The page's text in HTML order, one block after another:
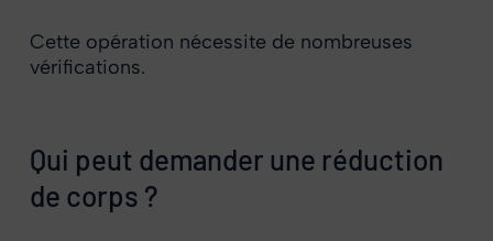
Cette opération nécessite de nombreuses
vérifications.
Qui peut demander une réduction
de corps ?